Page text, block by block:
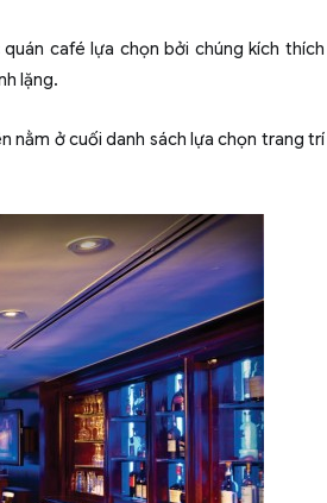
café lựa chọn bởi chúng kích thích
lặng.
nằm ở cuối danh sách lựa chọn trang trí